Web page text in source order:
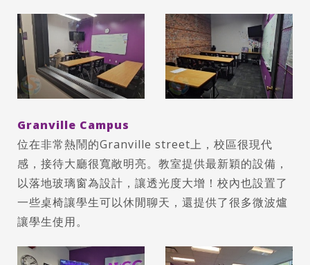
Granville Campus
位在非常熱鬧的Granville street上，校區很現代
感，接待大廳很寬敞明亮。教室提供最新穎的設備，
以落地玻璃窗為設計，讓透光度大增！校內也設置了
一些桌椅讓學生可以休閒聊天，還提供了很多微波爐
讓學生使用。